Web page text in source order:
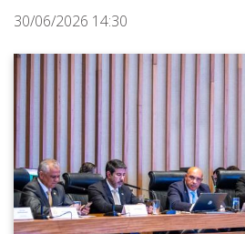
30/06/2026 14:30